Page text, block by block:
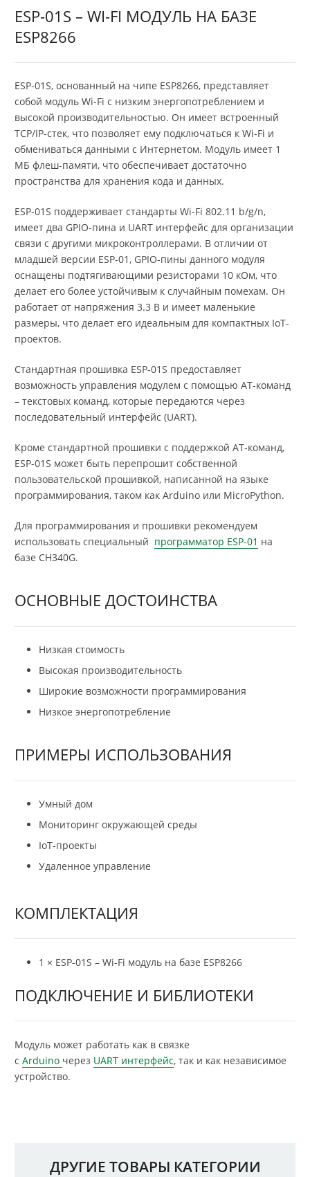
ESP-01S – WI-FI МОДУЛЬ НА БАЗЕ
ESP8266
ESP-01S, основанный на чипе ESP8266, представляет
собой модуль Wi-Fi с низким энергопотреблением и
высокой производительностью. Он имеет встроенный
TCP/IP-стек, что позволяет ему подключаться к Wi-Fi и
обмениваться данными с Интернетом. Модуль имеет 1
МБ флеш-памяти, что обеспечивает достаточно
пространства для хранения кода и данных.
ESP-01S поддерживает стандарты Wi-Fi 802.11 b/g/n,
имеет два GPIO-пина и UART интерфейс для организации
связи с другими микроконтроллерами. В отличии от
младшей версии ESP-01, GPIO-пины данного модуля
оснащены подтягивающими резисторами 10 кОм, что
делает его более устойчивым к случайным помехам. Он
работает от напряжения 3.3 В и имеет маленькие
размеры, что делает его идеальным для компактных IoT-
проектов.
Стандартная прошивка ESP-01S предоставляет
возможность управления модулем с помощью AT-команд
– текстовых команд, которые передаются через
последовательный интерфейс (UART).
Кроме стандартной прошивки с поддержкой AT-команд,
ESP-01S может быть перепрошит собственной
пользовательской прошивкой, написанной на языке
программирования, таком как Arduino или MicroPython.
Для программирования и прошивки рекомендуем
использовать специальный программатор ESP-01 на
базе CH340G.
ОСНОВНЫЕ ДОСТОИНСТВА
Низкая стоимость
Высокая производительность
Широкие возможности программирования
Низкое энергопотребление
ПРИМЕРЫ ИСПОЛЬЗОВАНИЯ
Умный дом
Мониторинг окружающей среды
IoT-проекты
Удаленное управление
КОМПЛЕКТАЦИЯ
1 × ESP-01S – Wi-Fi модуль на базе ESP8266
ПОДКЛЮЧЕНИЕ И БИБЛИОТЕКИ
Модуль может работать как в связке
с Arduino через UART интерфейс, так и как независимое
устройство.
ДРУГИЕ ТОВАРЫ КАТЕГОРИИ